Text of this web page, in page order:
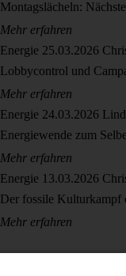
Montagslächeln:
Mehr erfahren
Energie 25.03.2026
Lobbycontrol und
Mehr erfahren
Energie 24.03.2026
Energiewende zum
Mehr erfahren
Energie 13.03.2026
Der fossile Kulturkampf
Mehr erfahren